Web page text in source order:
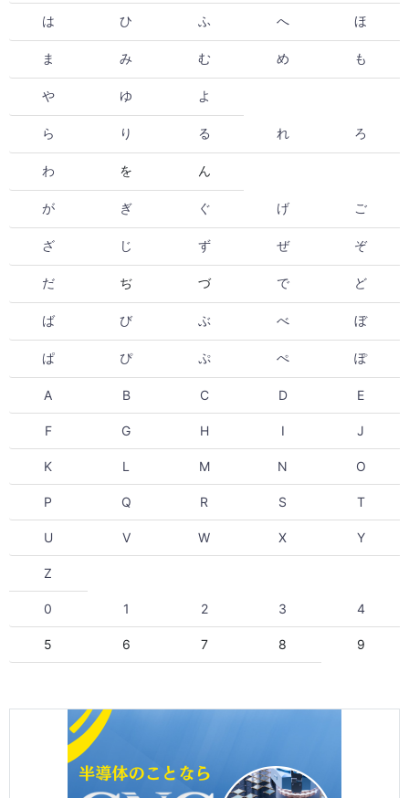
は ひ ふ へ ほ
ま み む め も
や ゆ よ
ら り る れ ろ
わ を ん
が ぎ ぐ げ ご
ざ じ ず ぜ ぞ
だ ぢ づ で ど
ば び ぶ べ ぼ
ぱ ぴ ぷ ぺ ぽ
A B C D E
F G H I J
K L M N O
P Q R S T
U V W X Y
Z
0 1 2 3 4
5 6 7 8 9